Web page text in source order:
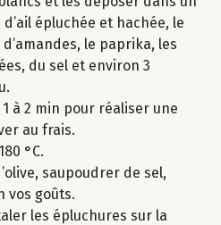
épluchée et hachée, le
le paprika, les
du sel et environ 3
à 2 min pour réaliser une
au frais.
°C.
saupoudrer de sel,
vos goûts.
les épluchures sur la